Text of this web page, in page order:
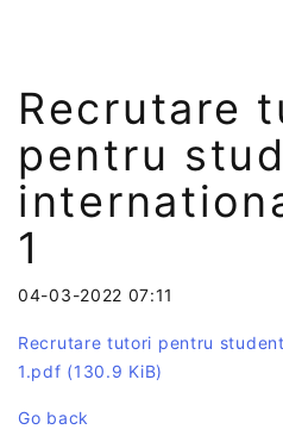
Recrutare
pentru
1
04-03-2022 07:11
Recrutare tutori pentru
1.pdf (130.9 KiB)
Go back